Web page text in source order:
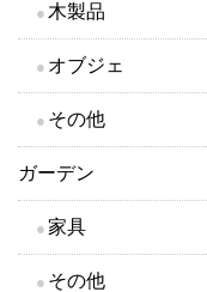
木製品
オブジェ
その他
ガーデン
家具
その他